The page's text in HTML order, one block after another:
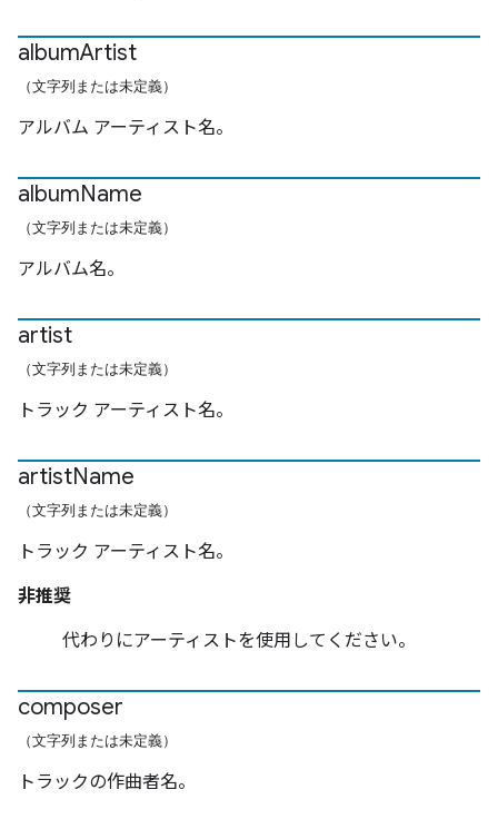
albumArtist
（文字列または未定義）
アルバム アーティスト名。
albumName
（文字列または未定義）
アルバム名。
artist
（文字列または未定義）
トラック アーティスト名。
artistName
（文字列または未定義）
トラック アーティスト名。
非推奨
代わりにアーティストを使用してください。
composer
（文字列または未定義）
トラックの作曲者名。